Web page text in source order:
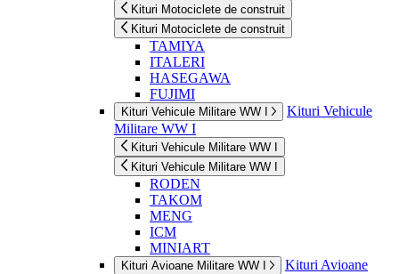
Kituri Motociclete de construit
Kituri Motociclete de construit
TAMIYA
ITALERI
HASEGAWA
FUJIMI
Kituri Vehicule Militare WW I
Kituri Vehicule
Militare WW I
Kituri Vehicule Militare WW I
Kituri Vehicule Militare WW I
RODEN
TAKOM
MENG
ICM
MINIART
Kituri Avioane Militare WW I
Kituri Avioane